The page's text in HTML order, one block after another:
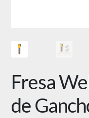
Fresa
de